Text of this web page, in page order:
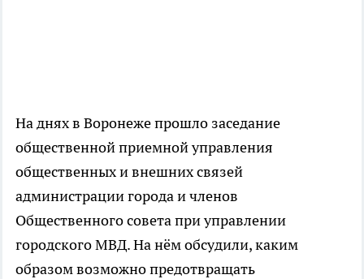
На днях в Воронеже прошло заседание
общественной приемной управления
общественных и внешних связей
администрации города и членов
Общественного совета при управлении
городского МВД. На нём обсудили, каким
образом возможно предотвращать